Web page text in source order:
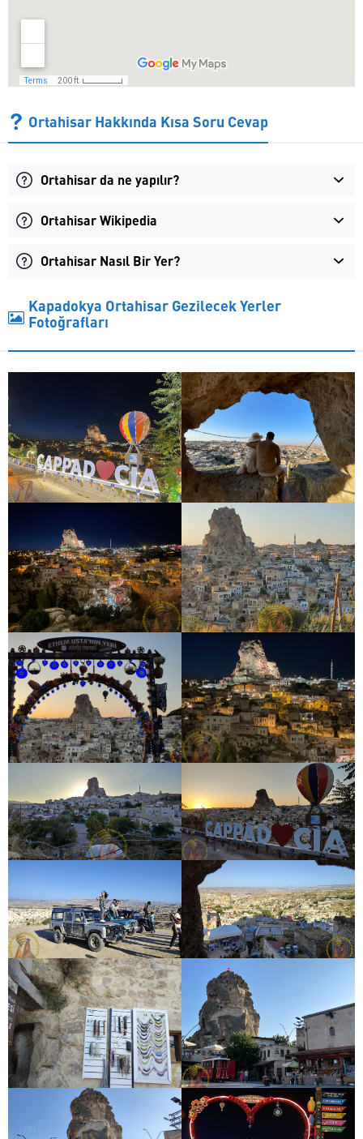
Ortahisar Hakkında Kısa Soru Cevap
Ortahisar da ne yapılır?
Ortahisar Wikipedia
Ortahisar Nasıl Bir Yer?
Kapadokya Ortahisar Gezilecek Yerler
Fotoğrafları